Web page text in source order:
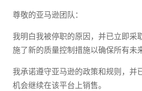
尊敬的亚马逊团队：
我明白我被停职的原因，并已立即采
施了新的质量控制措施以确保所有未
我承诺遵守亚马逊的政策和规则，并
机会继续在该平台上销售。